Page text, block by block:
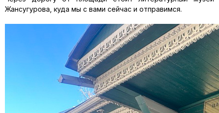
Жансугурова, куда мы с вами сейчас и отправимся.